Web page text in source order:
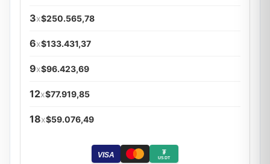
3x$250.565,78
6x$133.431,37
9x$96.423,69
12x$77.919,85
18x$59.076,49
VISA ₮
USDT